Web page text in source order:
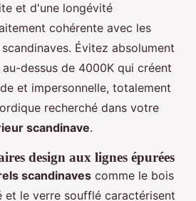
et d'une longévité
cohérente avec les
Évitez absolument
dessus de 4000K qui créent
et impersonnelle, totalement
recherché dans votre
scandinave.
design aux lignes épurées
scandinaves comme le bois
et le verre soufflé caractérisent